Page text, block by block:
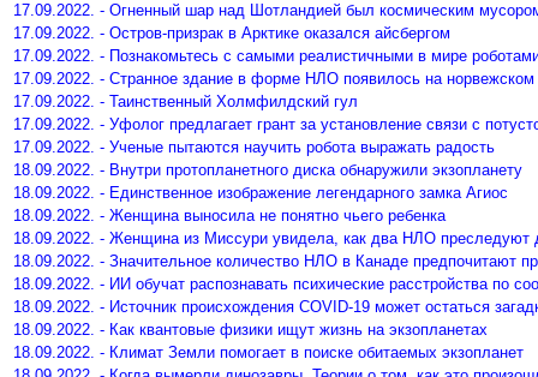
17.09.2022. - Огненный шар над Шотландией был космическим
17.09.2022. - Остров-призрак в Арктике оказался айсбергом
17.09.2022. - Познакомьтесь с самыми реалистичными в мире
17.09.2022. - Странное здание в форме НЛО появилось на норвежском
17.09.2022. - Таинственный Холмфилдский гул
17.09.2022. - Уфолог предлагает грант за установление связи с
17.09.2022. - Ученые пытаются научить робота выражать радость
18.09.2022. - Внутри протопланетного диска обнаружили экзопланету
18.09.2022. - Единственное изображение легендарного замка Агиос
18.09.2022. - Женщина выносила не понятно чьего ребенка
18.09.2022. - Женщина из Миссури увидела, как два НЛО преследуют
18.09.2022. - Значительное количество НЛО в Канаде предпочитают
18.09.2022. - ИИ обучат распознавать психические расстройства по
18.09.2022. - Источник происхождения COVID-19 может остаться
18.09.2022. - Как квантовые физики ищут жизнь на экзопланетах
18.09.2022. - Климат Земли помогает в поиске обитаемых экзопланет